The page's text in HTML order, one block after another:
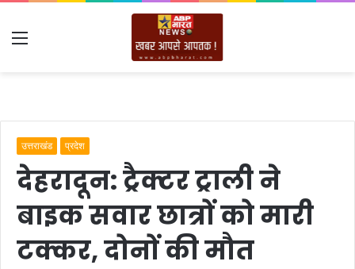
Menu
उत्तराखंड प्रदेश
देहरादून: ट्रैक्टर ट्राली ने
बाइक सवार छात्रों को मारी
टक्कर, दोनों की मौत